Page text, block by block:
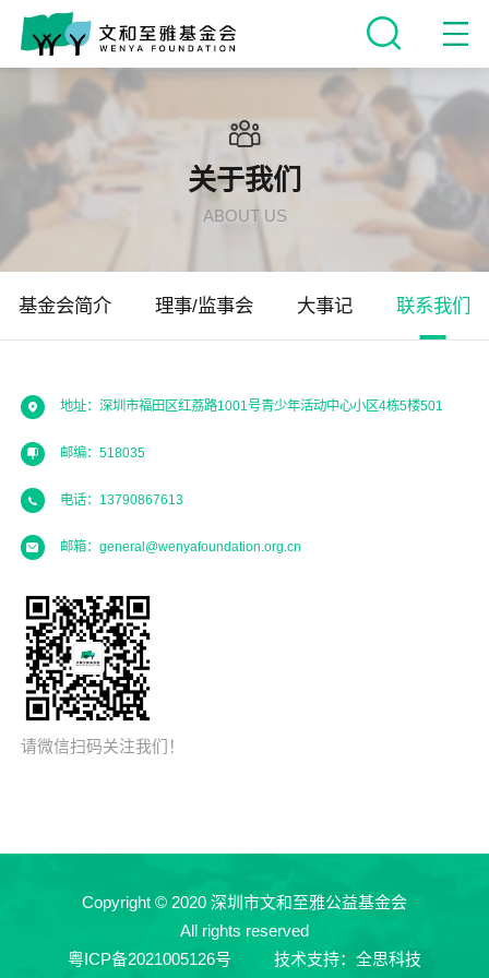
关于我们
ABOUT US
基金会简介 理事/监事会 大事记 联系我们
地址：深圳市福田区红荔路1001号青少年活动中心小区4栋5楼501
邮编：518035
电话：13790867613
邮箱：general@wenyafoundation.org.cn
请微信扫码关注我们！
Copyright © 2020 深圳市文和至雅公益基金会
All rights reserved
粤ICP备2021005126号
技术支持：全思科技